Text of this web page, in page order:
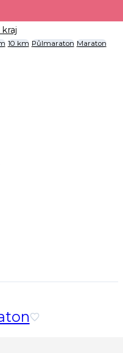
10 km Půlmaraton Maraton